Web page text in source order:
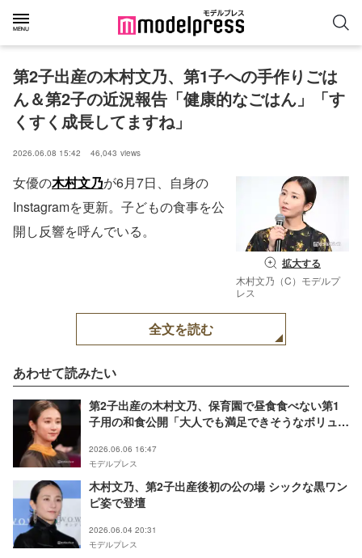
第2子出産の木村文乃、第1子への手作りごは
ん＆第2子の近況報告「健康的なごはん」「す
くすく成長してますね」
2026.06.08 15:42 46,043 views
拡大する
木村文乃（C）モデルプ
レス
女優の木村文乃が6月7日、自身の
Instagramを更新。子どもの食事を公
開し反響を呼んでいる。
全文を読む
あわせて読みたい
第2子出産の木村文乃、保育園で昼食食べない第1
子用の和食公開「大人でも満足できそうなボリュー
2026.06.06 16:47
モデルプレス
木村文乃、第2子出産後初の公の場 シックな黒ワン
ピ姿で登壇
2026.06.04 20:31
モデルプレス